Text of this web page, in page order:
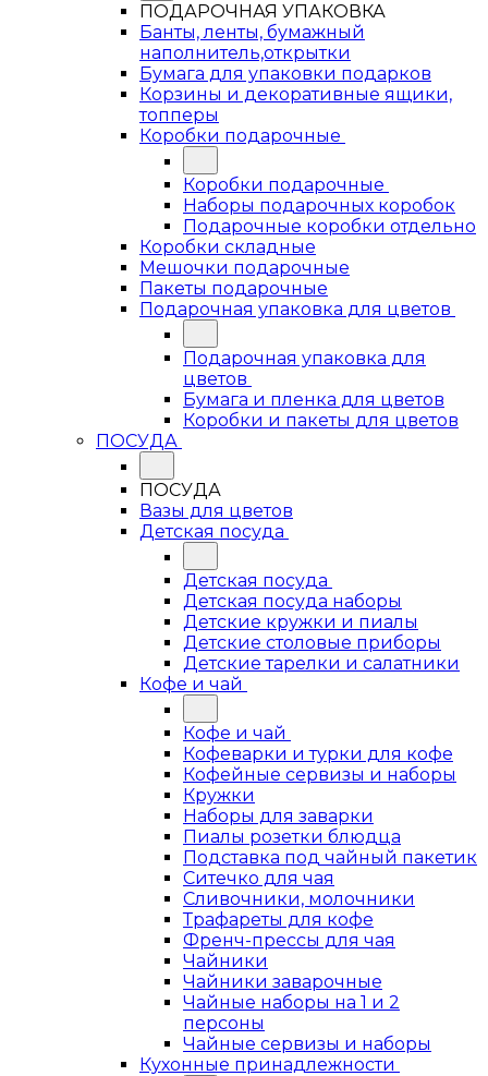
ПОДАРОЧНАЯ УПАКОВКА
Банты, ленты, бумажный
наполнитель,открытки
Бумага для упаковки подарков
Корзины и декоративные ящики,
топперы
Коробки подарочные
Коробки подарочные
Наборы подарочных коробок
Подарочные коробки отдельно
Коробки складные
Мешочки подарочные
Пакеты подарочные
Подарочная упаковка для цветов
Подарочная упаковка для
цветов
Бумага и пленка для цветов
Коробки и пакеты для цветов
ПОСУДА
ПОСУДА
Вазы для цветов
Детская посуда
Детская посуда
Детская посуда наборы
Детские кружки и пиалы
Детские столовые приборы
Детские тарелки и салатники
Кофе и чай
Кофе и чай
Кофеварки и турки для кофе
Кофейные сервизы и наборы
Кружки
Наборы для заварки
Пиалы розетки блюдца
Подставка под чайный пакетик
Ситечко для чая
Сливочники, молочники
Трафареты для кофе
Френч-прессы для чая
Чайники
Чайники заварочные
Чайные наборы на 1 и 2
персоны
Чайные сервизы и наборы
Кухонные принадлежности